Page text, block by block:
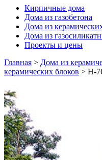
Кирпичные дома
Дома из газобетона
Дома из
Дома из
Проекты и цены
Главная > Дома из
керамических блоков > Н-